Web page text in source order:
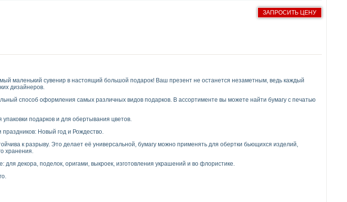
ЗАПРОСИТЬ ЦЕНУ
маленький сувенир в настоящий большой подарок! Ваш презент не останется незаметным, ведь каждый
дизайнеров.
способ оформления самых различных видов подарков. В ассортименте вы можете найти бумагу с печатью
подарков и для обертывания цветов.
Новый год и Рождество.
к разрыву. Это делает её универсальной, бумагу можно применять для обертки бьющихся изделий,
хранения.
для декора, поделок, оригами, выкроек, изготовления украшений и во флористике.